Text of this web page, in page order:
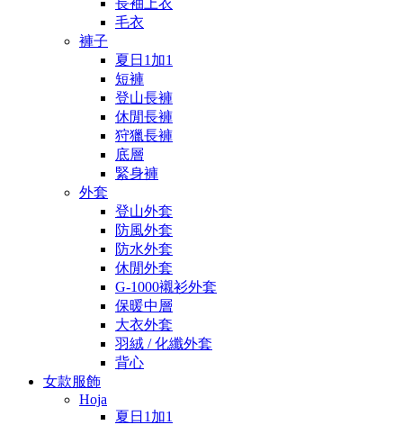
長袖上衣
毛衣
褲子
夏日1加1
短褲
登山長褲
休閒長褲
狩獵長褲
底層
緊身褲
外套
登山外套
防風外套
防水外套
休閒外套
G-1000襯衫外套
保暖中層
大衣外套
羽絨 / 化纖外套
背心
女款服飾
Hoja
夏日1加1